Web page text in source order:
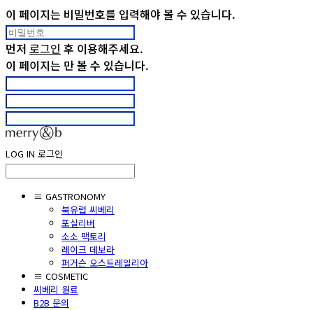
이 페이지는 비밀번호를 입력해야 볼 수 있습니다.
먼저 로그인 후 이용해주세요.
이 페이지는 만 볼 수 있습니다.
LOG IN 로그인
≡ GASTRONOMY
북유럽 씨베리
포실리버
소소 팩토리
레이크 데보라
퍼거슨 오스트레일리아
≡ COSMETIC
씨베리 원료
B2B 문의